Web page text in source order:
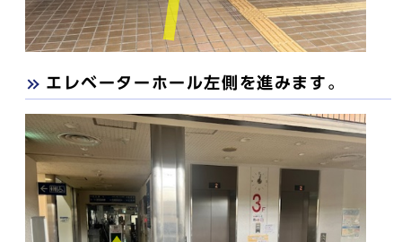
エレベーターホール左側を進みます。